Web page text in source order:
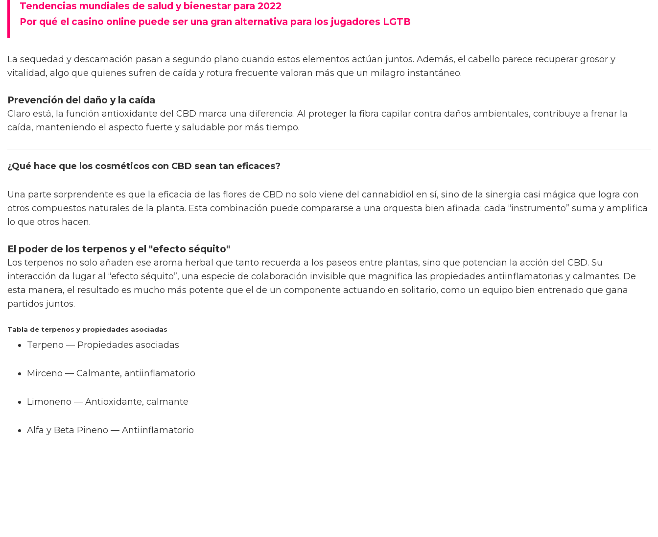
Tendencias mundiales de salud y bienestar para 2022
Por qué el casino online puede ser una gran alternativa para los jugadores LGTB
La sequedad y descamación pasan a segundo plano cuando estos elementos actúan juntos. Además, el cabello parece recuperar grosor y
vitalidad, algo que quienes sufren de caída y rotura frecuente valoran más que un milagro instantáneo.
Prevención del daño y la caída
Claro está, la función antioxidante del CBD marca una diferencia. Al proteger la fibra capilar contra daños ambientales, contribuye a frenar la
caída, manteniendo el aspecto fuerte y saludable por más tiempo.
¿Qué hace que los cosméticos con CBD sean tan eficaces?
Una parte sorprendente es que la eficacia de las flores de CBD no solo viene del cannabidiol en sí, sino de la sinergia casi mágica que logra con
otros compuestos naturales de la planta. Esta combinación puede compararse a una orquesta bien afinada: cada “instrumento” suma y amplifica
lo que otros hacen.
El poder de los terpenos y el "efecto séquito"
Los terpenos no solo añaden ese aroma herbal que tanto recuerda a los paseos entre plantas, sino que potencian la acción del CBD. Su
interacción da lugar al “efecto séquito”, una especie de colaboración invisible que magnifica las propiedades antiinflamatorias y calmantes. De
esta manera, el resultado es mucho más potente que el de un componente actuando en solitario, como un equipo bien entrenado que gana
partidos juntos.
Tabla de terpenos y propiedades asociadas
Terpeno — Propiedades asociadas
Mirceno — Calmante, antiinflamatorio
Limoneno — Antioxidante, calmante
Alfa y Beta Pineno — Antiinflamatorio